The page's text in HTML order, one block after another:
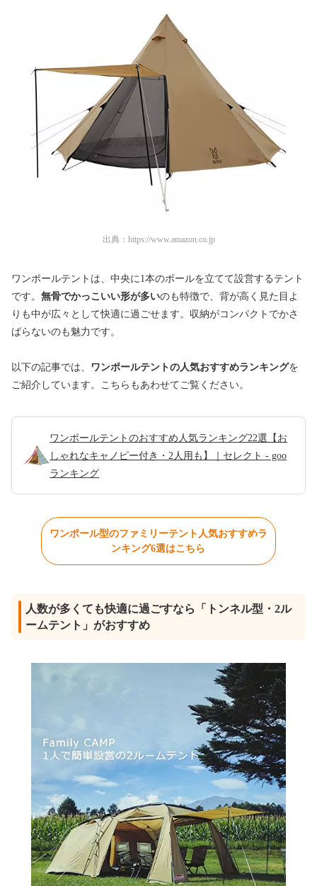
出典： https://www.amazon.co.jp
ワンポールテントは、中央に1本のポールを立てて設営するテント
です。 無骨でかっこいい形が多いのも特徴で、背が高く見た目よ
りも中が広々として快適に過ごせます。収納がコンパクトでかさ
ばらないのも魅力です。
以下の記事では、 ワンポールテントの人気おすすめランキングを
ご紹介しています。こちらもあわせてご覧ください。
ワンポールテントのおすすめ人気ランキング22選【お
しゃれなキャノピー付き・2人用も】｜セレクト - goo
ランキング
ワンポール型のファミリーテント人気おすすめラ
ンキング6選はこちら
人数が多くても快適に過ごすなら「トンネル型・2ル
ームテント」がおすすめ